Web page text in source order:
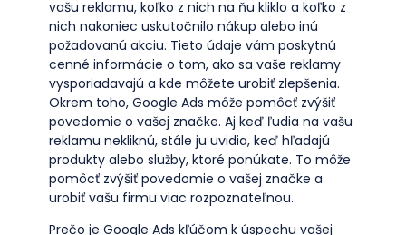
vašu reklamu, koľko z nich na ňu kliklo a koľko z
nich nakoniec uskutočnilo nákup alebo inú
požadovanú akciu. Tieto údaje vám poskytnú
cenné informácie o tom, ako sa vaše reklamy
vysporiadavajú a kde môžete urobiť zlepšenia.
Okrem toho, Google Ads môže pomôcť zvýšiť
povedomie o vašej značke. Aj keď ľudia na vašu
reklamu nekliknú, stále ju uvidia, keď hľadajú
produkty alebo služby, ktoré ponúkate. To môže
pomôcť zvýšiť povedomie o vašej značke a
urobiť vašu firmu viac rozpoznateľnou.
Prečo je Google Ads kľúčom k úspechu vašej